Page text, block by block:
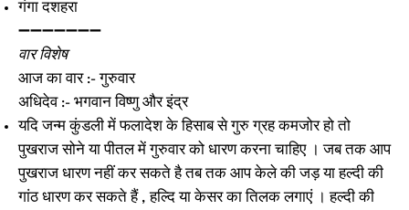
गंगा दशहरा
➖➖➖➖➖➖➖
वार विशेष
आज का वार :- गुरुवार
अधिदेव :- भगवान विष्णु और इंद्र
यदि जन्म कुंडली में फलादेश के हिसाब से गुरु ग्रह कमजोर हो तो
पुखराज सोने या पीतल में गुरुवार को धारण करना चाहिए । जब तक आप
पुखराज धारण नहीं कर सकते है तब तक आप केले की जड़ या हल्दी की
गांठ धारण कर सकते हैं , हल्दि या केसर का तिलक लगाएं । हल्दी की